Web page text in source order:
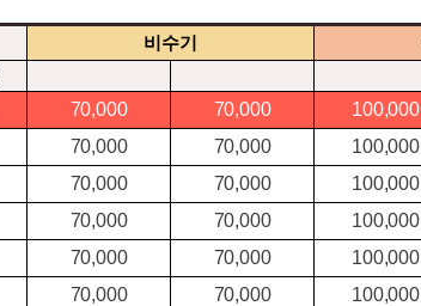
비수기
70,000 70,000 100,000
70,000 70,000 100,000
70,000 70,000 100,000
70,000 70,000 100,000
70,000 70,000 100,000
70,000 70,000 100,000